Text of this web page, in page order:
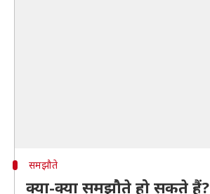
समझौते
क्या-क्या समझौते हो सकते हैं?